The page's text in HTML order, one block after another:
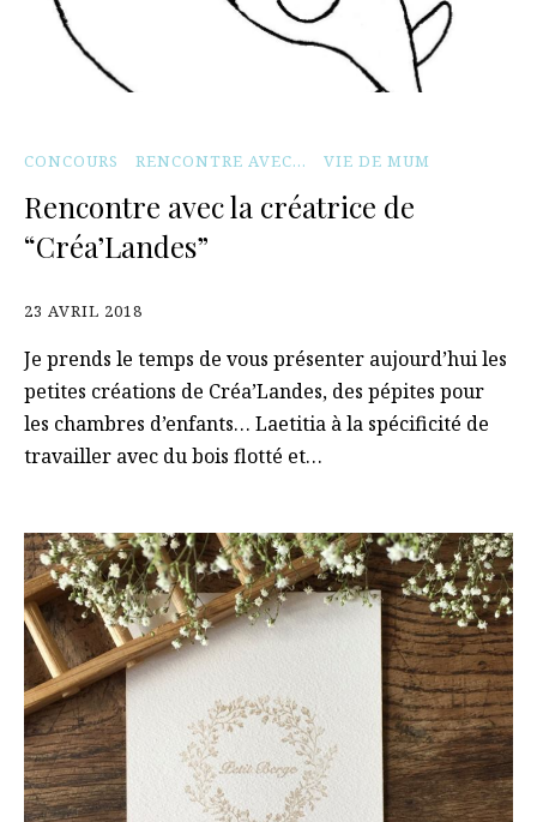
CONCOURS RENCONTRE AVEC... VIE DE MUM
Rencontre avec la créatrice de
“Créa’Landes”
23 AVRIL 2018
Je prends le temps de vous présenter aujourd’hui les
petites créations de Créa’Landes, des pépites pour
les chambres d’enfants… Laetitia à la spécificité de
travailler avec du bois flotté et…